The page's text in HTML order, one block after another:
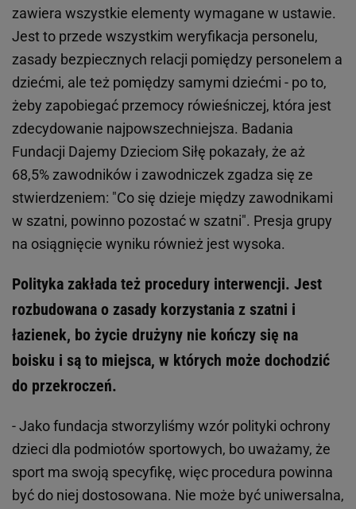
zawiera wszystkie elementy wymagane w ustawie.
Jest to przede wszystkim weryfikacja personelu,
zasady bezpiecznych relacji pomiędzy personelem a
dziećmi, ale też pomiędzy samymi dziećmi - po to,
żeby zapobiegać przemocy rówieśniczej, która jest
zdecydowanie najpowszechniejsza. Badania
Fundacji Dajemy Dzieciom Siłę pokazały, że aż
68,5% zawodników i zawodniczek zgadza się ze
stwierdzeniem: "Co się dzieje między zawodnikami
w szatni, powinno pozostać w szatni". Presja grupy
na osiągnięcie wyniku również jest wysoka.
Polityka zakłada też procedury interwencji. Jest
rozbudowana o zasady korzystania z szatni i
łazienek, bo życie drużyny nie kończy się na
boisku i są to miejsca, w których może dochodzić
do przekroczeń.
- Jako fundacja stworzyliśmy wzór polityki ochrony
dzieci dla podmiotów sportowych, bo uważamy, że
sport ma swoją specyfikę, więc procedura powinna
być do niej dostosowana. Nie może być uniwersalna,